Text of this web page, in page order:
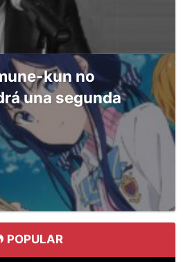
kun no
una segunda
POPULAR